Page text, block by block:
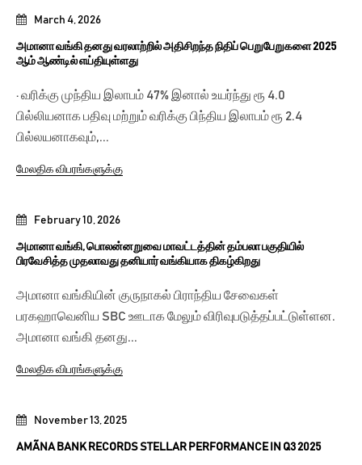
November 13, 2025
AMÃNA BANK RECORDS STELLAR PERFORMANCE IN Q3 2025
February 10, 2026
அமானா வங்கி, பொலன்னறுவை மாவட்டத்தின் தம்பலா பகுதியில்
பிரவேசித்த முதலாவது தனியார் வங்கியாக திகழ்கிறது
அமானா வங்கியின் குருநாகல் பிராந்திய சேவைகள்
பரகஹாவெனிய SBC ஊடாக மேலும் விரிவுபடுத்தப்பட்டுள்ளன.
அமானா வங்கி தனது...
மேலதிக விபரங்களுக்கு
March 4, 2026
அமானா வங்கி தனது வரலாற்றில் அதிசிறந்த நிதிப் பெறுபேறுகளை 2025
ஆம் ஆண்டில் எய்தியுள்ளது
· வரிக்கு முந்திய இலாபம் 47% இனால் உயர்ந்து ரூ 4.0
பில்லியனாக பதிவு மற்றும் வரிக்கு பிந்திய இலாபம் ரூ 2.4
பில்லயனாகவும்,...
மேலதிக விபரங்களுக்கு